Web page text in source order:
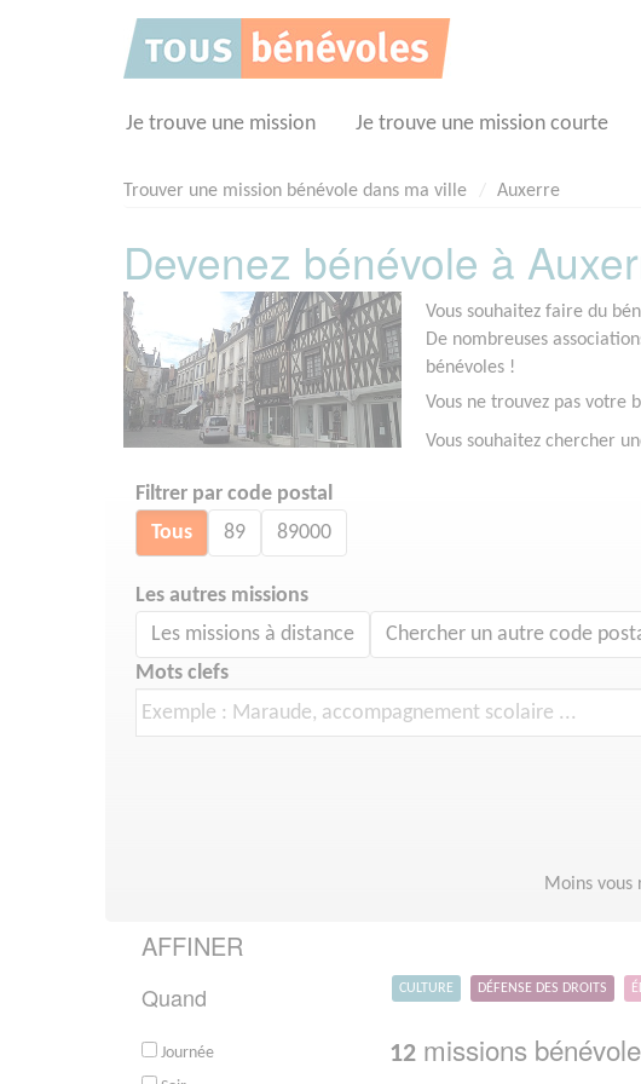
Je trouve une mission Je trouve une mission courte
Trouver une mission bénévole dans ma ville Auxerre
Devenez bénévole à
Vous souhaitez faire du
De nombreuses
bénévoles !
Vous ne trouvez pas votre
Vous souhaitez chercher
Filtrer par code postal
Tous 89 89000
Les autres missions
Les missions à distance Chercher un autre code
Mots clefs
Moins vous
AFFINER
Quand
Journée
CULTURE DÉFENSE DES DROITS
12 missions